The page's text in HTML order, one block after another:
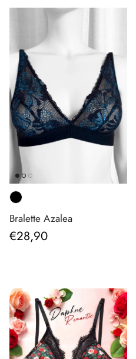
Bralette Azalea
Prezzo normale
€28,90